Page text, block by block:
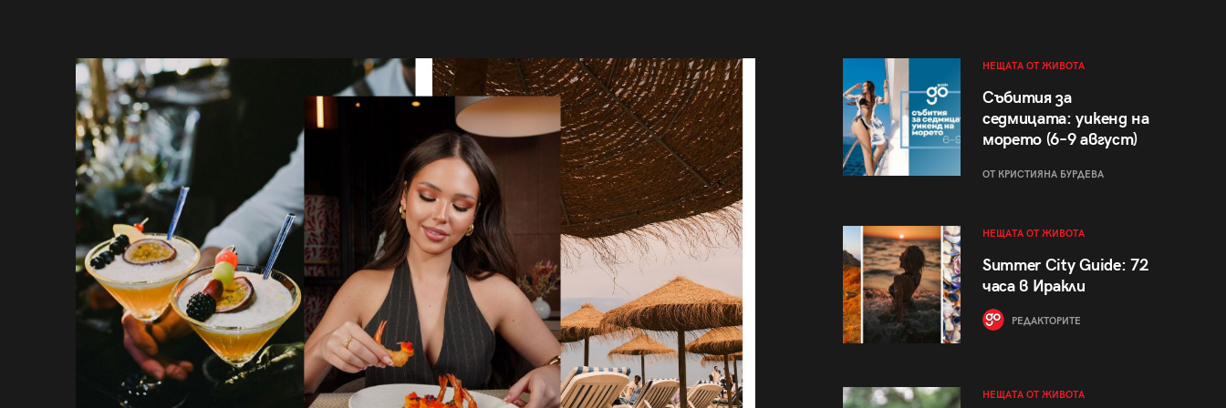
НЕЩАТА ОТ ЖИВОТА
Събития за
седмицата: уикенд на
морето (6–9 август)
ОТ КРИСТИЯНА БУРДЕВА
НЕЩАТА ОТ ЖИВОТА
Summer City Guide: 72
часа в Иракли
РЕДАКТОРИТЕ
НЕЩАТА ОТ ЖИВОТА